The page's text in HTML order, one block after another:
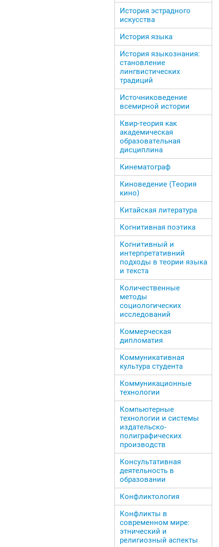
История эстрадного
искусства
История языка
История языкознания:
становление
лингвистических
традиций
Источниковедение
всемирной истории
Квир-теория как
академическая
образовательная
дисциплина
Кинематограф
Киноведение (Теория
кино)
Китайская литература
Когнитивная поэтика
Когнитивный и
интерпретативний
подходы в теории языка
и текста
Количественные
методы
социологических
исследований
Коммерческая
дипломатия
Коммуникативная
культура студента
Коммуникационные
технологии
Компьютерные
технологии и системы
издательско-
полиграфических
производств
Консультативная
деятельность в
образовании
Конфликтология
Конфликты в
современном мире:
этнический и
религиозный аспекты